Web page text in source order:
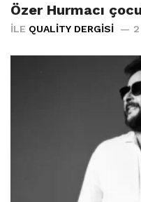
Özer Hurmacı
İLE QUALITY DERGISI